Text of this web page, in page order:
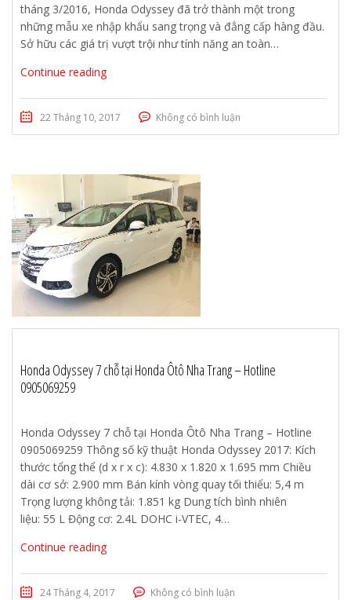
tháng 3/2016, Honda Odyssey đã trở thành một trong
những mẫu xe nhập khẩu sang trọng và đẳng cấp hàng đầu.
Sở hữu các giá trị vượt trội như tính năng an toàn…
Continue reading
22 Tháng 10, 2017 Không có bình luận
Honda Odyssey 7 chỗ tại Honda Ôtô Nha Trang – Hotline
0905069259
Honda Odyssey 7 chỗ tại Honda Ôtô Nha Trang – Hotline
0905069259 Thông số kỹ thuật Honda Odyssey 2017: Kích
thước tổng thể (d x r x c): 4.830 x 1.820 x 1.695 mm Chiều
dài cơ sở: 2.900 mm Bán kính vòng quay tối thiểu: 5,4 m
Trọng lượng không tải: 1.851 kg Dung tích bình nhiên
liệu: 55 L Động cơ: 2.4L DOHC i-VTEC, 4…
Continue reading
24 Tháng 4, 2017 Không có bình luận